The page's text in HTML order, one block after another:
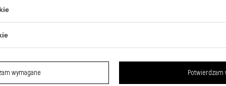
z
Galaxy
wymagane Potwierdzam